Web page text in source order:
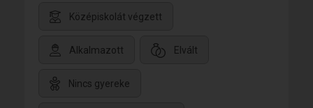
Középiskolát végzett
Alkalmazott Elvált
Nincs gyereke